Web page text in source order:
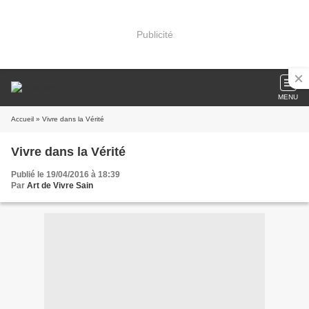
Publicité
MENU
Accueil » Vivre dans la Vérité
Vivre dans la Vérité
Publié le 19/04/2016 à 18:39
Par Art de Vivre Sain